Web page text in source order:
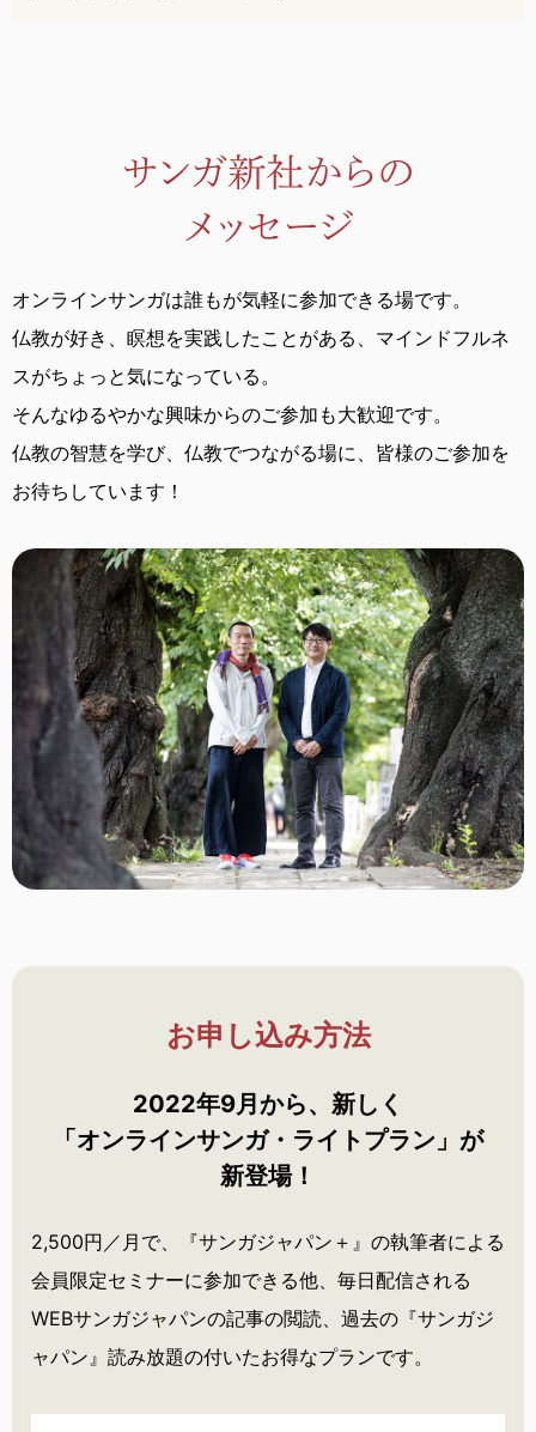
オンラインサンガは誰もが気軽に参加できる場です。
仏教が好き、瞑想を実践したことがある、 マインドフルネ
スがちょっと気になっている。
そんなゆるやかな興味からのご参加も大歓迎です。
仏教の智慧を学び、仏教でつながる場に、 皆様のご参加を
お待ちしています！
お申し込み方法
2022年9月から、新しく
「オンラインサンガ・ ライトプラン」が
新登場！
2,500円／月で、『サンガジャパン＋』の執筆者による
会員限定セミナーに参加できる他、毎日配信される
WEBサンガジャパンの記事の閲読、過去の『サンガジ
ャパン』読み放題の付いたお得なプランです。